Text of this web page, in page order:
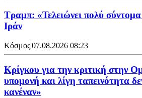
Τραμπ: «Τελειώνει πολύ
Ιράν
Κόσμος|07.08.2026 08:23
Κρίγκου για την κριτική στην
υπομονή και λίγη ταπεινότητα
κανέναν»